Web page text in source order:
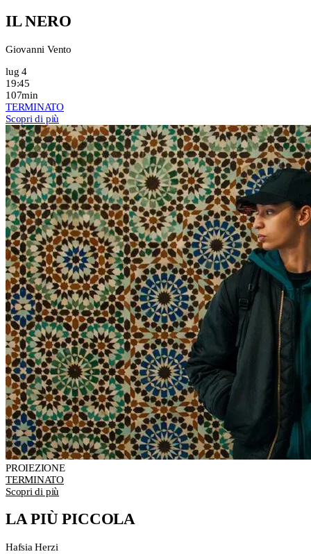
IL NERO
Giovanni Vento
lug 4
19:45
107min
TERMINATO
Scopri di più
PROIEZIONE
TERMINATO
Scopri di più
LA PIÙ PICCOLA
Hafsia Herzi